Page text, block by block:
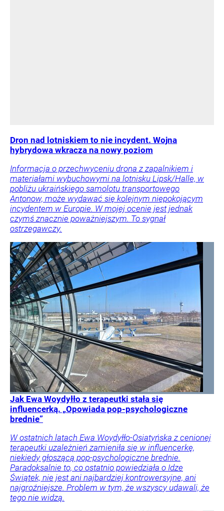
Dron nad lotniskiem to nie incydent. Wojna
hybrydowa wkracza na nowy poziom
Informacja o przechwyceniu drona z zapalnikiem i
materiałami wybuchowymi na lotnisku Lipsk/Halle, w
pobliżu ukraińskiego samolotu transportowego
Antonow, może wydawać się kolejnym niepokojącym
incydentem w Europie. W mojej ocenie jest jednak
czymś znacznie poważniejszym. To sygnał
ostrzegawczy.
Jak Ewa Woydyłło z terapeutki stała się
influencerką. „Opowiada pop-psychologiczne
brednie”
W ostatnich latach Ewa Woydyłło-Osiatyńska z cenionej
terapeutki uzależnień zamieniła się w influencerkę,
niekiedy głoszącą pop-psychologiczne brednie.
Paradoksalnie to, co ostatnio powiedziała o Idze
Świątek, nie jest ani najbardziej kontrowersyjne, ani
najgroźniejsze. Problem w tym, że wszyscy udawali, że
tego nie widzą.